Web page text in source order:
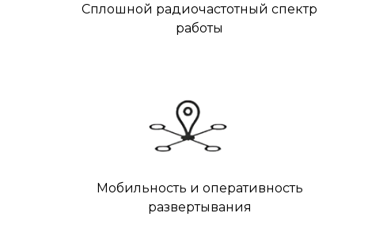
Сплошной радиочастотный спектр
работы
Мобильность и оперативность
развертывания